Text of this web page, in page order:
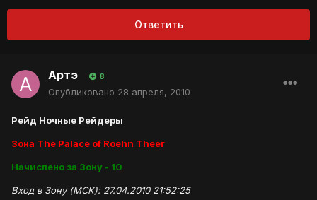
Ответить
Артэ 8
Опубликовано 28 апреля, 2010
Рейд Ночные Рейдеры
Зона The Palace of Roehn Theer
Начислено за Зону - 10
Вход в Зону (МСК): 27.04.2010 21:52:25